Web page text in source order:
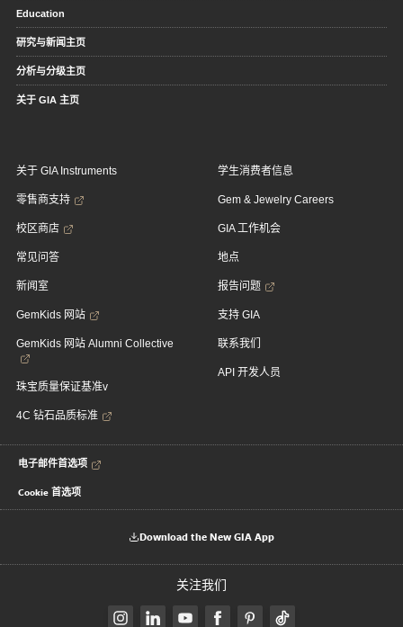
Education
研究与新闻主页
分析与分级主页
关于 GIA 主页
关于 GIA Instruments
零售商支持
校区商店
常见问答
新闻室
GemKids 网站
GemKids 网站 Alumni Collective
珠宝质量保证基准v
4C 钻石品质标准
学生消费者信息
Gem & Jewelry Careers
GIA 工作机会
地点
报告问题
支持 GIA
联系我们
API 开发人员
电子邮件首选项
Cookie 首选项
Download the New GIA App
关注我们